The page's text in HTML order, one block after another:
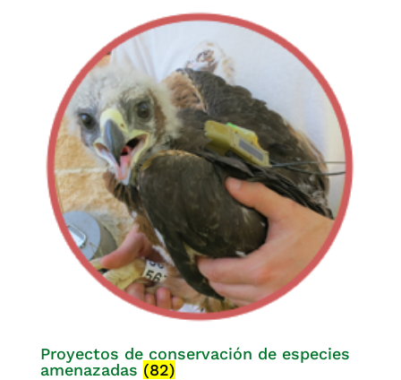
Proyectos de conservación de especies
amenazadas (82)